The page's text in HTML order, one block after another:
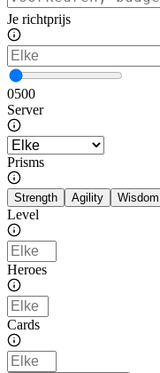
Je richtprijs
0500
Server
Prisms
Strength Agility Wisdom
Level
Heroes
Cards